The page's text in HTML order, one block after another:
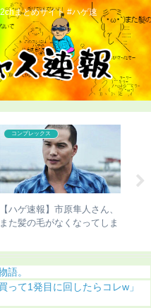
まとめサイト #ハゲ速
コンプレックス
【ハゲ速報】市原隼人さん、
また髪の毛がなくなってしま
語。
って1発目に回したらコレw」